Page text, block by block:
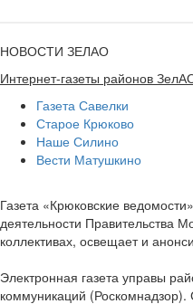
НОВОСТИ ЗЕЛАО
Интернет-газеты районов
Газета Савелки
Старое Крюково
Наше Силино
Вести Матушкино
Газета «Крюковские
деятельности Правительства
коллективах, освещает и
Электронная газета управы
коммуникаций